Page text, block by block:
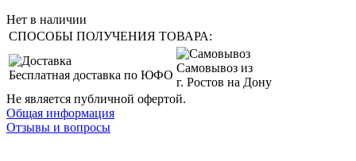
Нет в наличии
СПОСОБЫ ПОЛУЧЕНИЯ ТОВАРА:
Бесплатная доставка по ЮФО
Самовывоз из
г. Ростов на Дону
Не является публичной офертой.
Общая информация
Отзывы и вопросы